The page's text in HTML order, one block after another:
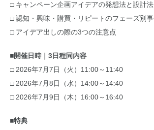
□ キャンペーン企画アイデアの発想法と設計法
□ 認知・興味・購買・リピートのフェーズ別
□ アイデア出しの際の3つの注意点
■開催日時｜3日程同内容
□ 2026年7月7日（火）11:00～11:40
□ 2026年7月8日（水）14:00～14:40
□ 2026年7月9日（木）16:00～16:40
■特典